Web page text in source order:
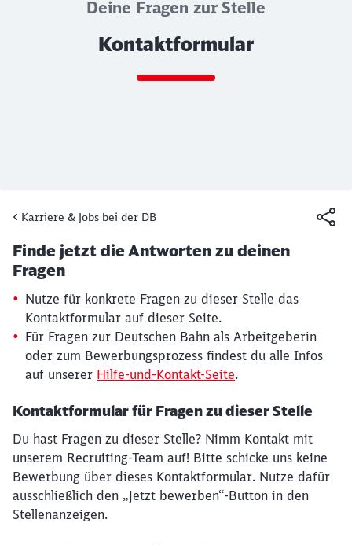
Deine Fragen zur Stelle
Kontaktformular
Ende des Sliders
Karriere & Jobs bei der DB
19. März 2026, 15:13 Uhr
Artikel:
Kontaktformular
Finde jetzt die Antworten zu deinen
Fragen
Nutze für konkrete Fragen zu dieser Stelle das
Kontaktformular auf dieser Seite.
Für Fragen zur Deutschen Bahn als Arbeitgeberin
oder zum Bewerbungsprozess findest du alle Infos
auf unserer Hilfe-und-Kontakt-Seite.
Kontaktformular für Fragen zu dieser Stelle
Du hast Fragen zu dieser Stelle? Nimm Kontakt mit
unserem Recruiting-Team auf! Bitte schicke uns keine
Bewerbung über dieses Kontaktformular. Nutze dafür
ausschließlich den „Jetzt bewerben“-Button in den
Stellenanzeigen.